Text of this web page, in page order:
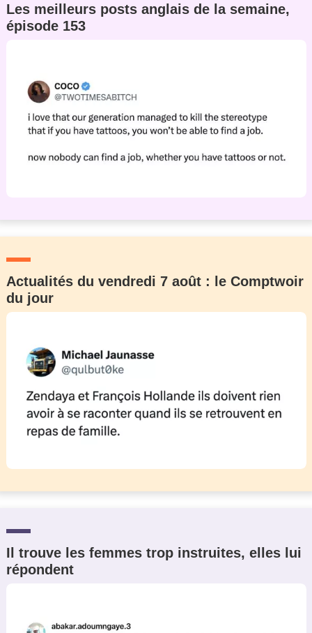
Les meilleurs posts anglais de la semaine,
épisode 153
Actualités du vendredi 7 août : le Comptwoir
du jour
Il trouve les femmes trop instruites, elles lui
répondent